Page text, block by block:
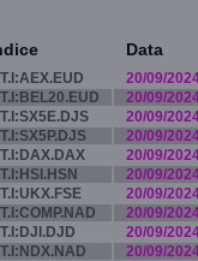
Data
20/09/
20/09/
20/09/
20/09/
20/09/
20/09/
20/09/
20/09/
20/09/
20/09/